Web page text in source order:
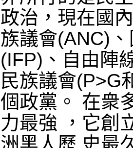
政治，現在國
族議會(ANC)
(IFP)、自由陣
民族議會(P>G
個政黨。 在衆
力最強 ，它創
洲黑人歷 史最